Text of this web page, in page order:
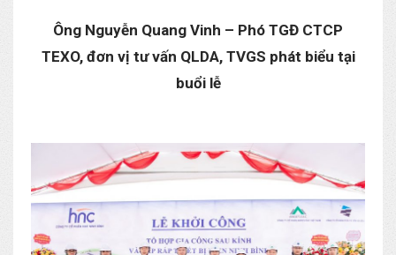
Ông Nguyễn Quang Vinh – Phó TGĐ CTCP
TEXO, đơn vị tư vấn QLDA, TVGS phát biểu tại
buổi lễ